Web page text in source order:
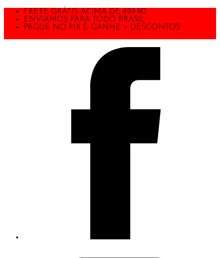
FRETE GRÁTIS ACIMA DE 499,90
ENVIAMOS PARA TODO BRASIL
PAGUE NO PIX E GANHE + DESCONTOS